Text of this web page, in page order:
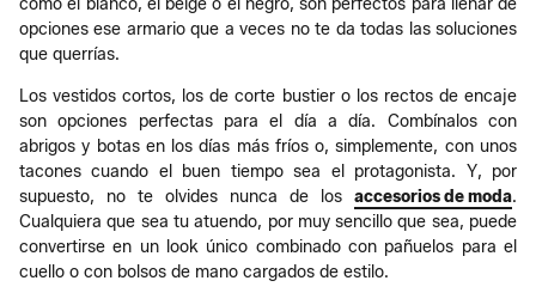
opciones ese armario que a veces no te da todas las soluciones
que querrías.
Los vestidos cortos, los de corte bustier o los rectos de encaje
son opciones perfectas para el día a día. Combínalos con
abrigos y botas en los días más fríos o, simplemente, con unos
tacones cuando el buen tiempo sea el protagonista. Y, por
supuesto, no te olvides nunca de los accesorios de moda.
Cualquiera que sea tu atuendo, por muy sencillo que sea, puede
convertirse en un look único combinado con pañuelos para el
cuello o con bolsos de mano cargados de estilo.